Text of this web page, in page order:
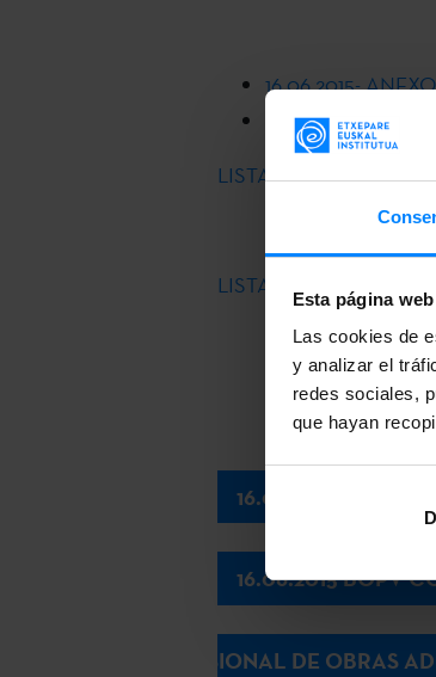
Esta página
Las cookies de
y analizar el
redes sociales,
que hayan
16.06.2015-
16.06.2015 BOPV
LISTA PROVISIONAL
LISTA DEFINITIVA DE
16.06.2015- ANEXO
16.06.2015 BOPV
LISTA PROVISIONAL DE OBRAS